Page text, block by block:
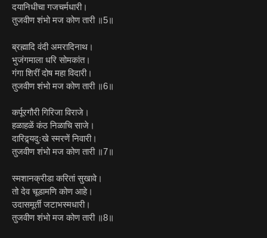
दयानिधीचा गजचर्मधारी।
तुजवीण शंभो मज कोण तारी ॥5॥
ब्रह्मादि वंदी अमरादिनाथ।
भुजंगमाला धरि सोमकांत।
गंगा शिरीं दोष महा विदारी।
तुजवीण शंभो मज कोण तारी ॥6॥
कर्पूरगौरी गिरिजा विराजे।
हळाहळें कंठ निळाचि साजे।
दारिद्र्यदुःखे स्मरणें निवारी।
तुजवीण शंभो मज कोण तारी ॥7॥
स्मशानक्रीडा करितां सुखावे।
तो देव चूडामणि कोण आहे।
उदासमूर्ती जटाभस्मधारी।
तुजवीण शंभो मज कोण तारी ॥8॥